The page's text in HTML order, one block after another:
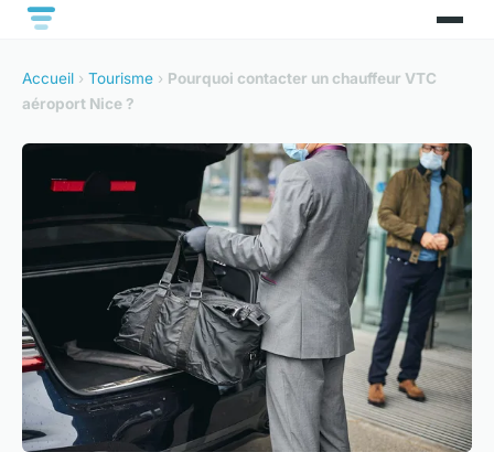
Accueil › Tourisme › Pourquoi contacter un chauffeur VTC
aéroport Nice ?